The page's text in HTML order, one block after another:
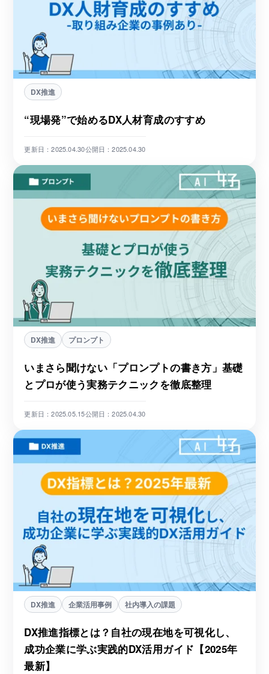
DX推進
“現場発”で始めるDX人材育成のすすめ
更新日：2025.04.30公開日：2025.04.30
DX推進 プロンプト
いまさら聞けない「プロンプトの書き方」基礎
とプロが使う実務テクニックを徹底整理
更新日：2025.05.15公開日：2025.04.30
DX推進 企業活用事例 社内導入の課題
DX推進指標とは？自社の現在地を可視化し、
成功企業に学ぶ実践的DX活用ガイド【2025年
最新】